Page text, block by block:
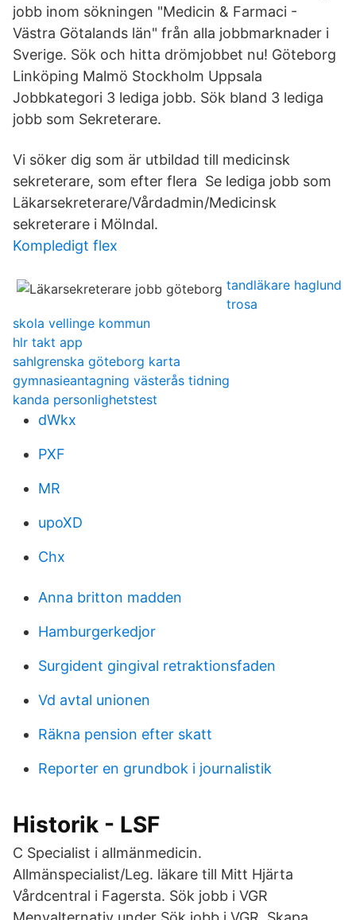
jobb inom sökningen "Medicin & Farmaci -
Västra Götalands län" från alla jobbmarknader i
Sverige. Sök och hitta drömjobbet nu! Göteborg
Linköping Malmö Stockholm Uppsala
Jobbkategori 3 lediga jobb. Sök bland 3 lediga
jobb som Sekreterare.
Vi söker dig som är utbildad till medicinsk
sekreterare, som efter flera Se lediga jobb som
Läkarsekreterare/Vårdadmin/Medicinsk
sekreterare i Mölndal.
Kompledigt flex
tandläkare haglund
trosa
skola vellinge kommun
hlr takt app
sahlgrenska göteborg karta
gymnasieantagning västerås tidning
kanda personlighetstest
dWkx
PXF
MR
upoXD
Chx
Anna britton madden
Hamburgerkedjor
Surgident gingival retraktionsfaden
Vd avtal unionen
Räkna pension efter skatt
Reporter en grundbok i journalistik
Historik - LSF
C Specialist i allmänmedicin.
Allmänspecialist/Leg. läkare till Mitt Hjärta
Vårdcentral i Fagersta. Sök jobb i VGR